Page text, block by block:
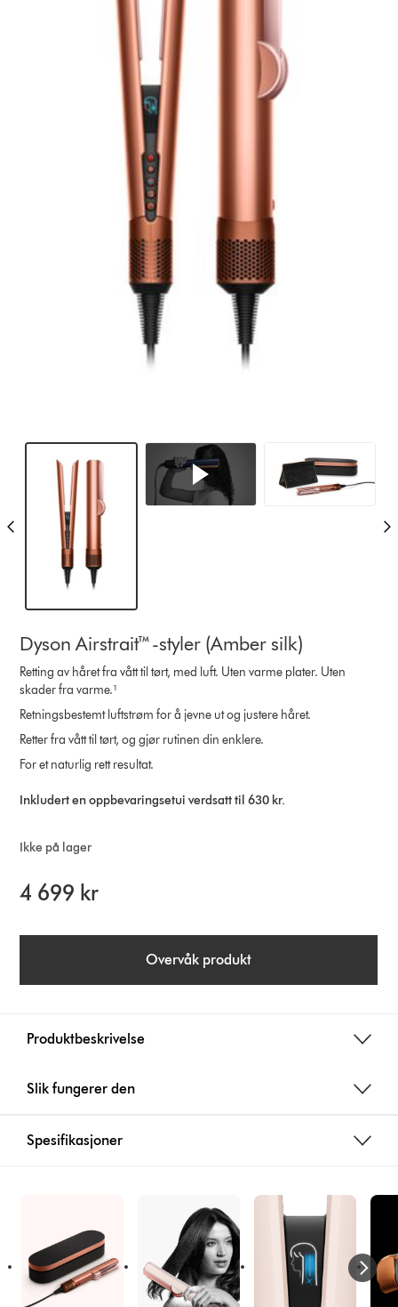
Dyson Airstrait™-styler (Amber silk)
Retting av håret fra vått til tørt, med luft. Uten varme plater. Uten
skader fra varme.¹
Retningsbestemt luftstrøm for å jevne ut og justere håret.
Retter fra vått til tørt, og gjør rutinen din enklere.
For et naturlig rett resultat.
Inkludert en oppbevaringsetui verdsatt til 630 kr.
Ikke på lager
4 699 kr
Overvåk produkt
Produktbeskrivelse
Slik fungerer den
Spesifikasjoner